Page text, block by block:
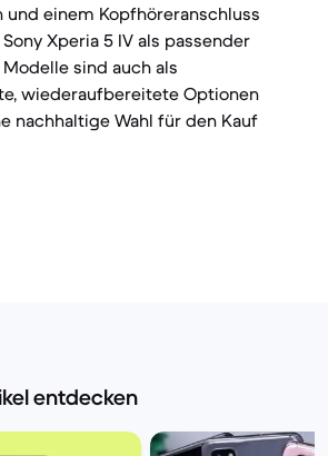
und einem Kopfhöreranschluss
Xperia 5 IV als passender
sind auch als
wiederaufbereitete Optionen
nachhaltige Wahl für den Kauf
entdecken